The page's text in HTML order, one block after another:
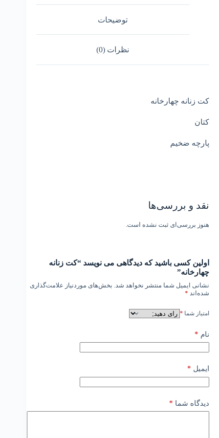
توضیحات
نظرات (0)
کت زنانه چهارخانه
کتان
پارچه ضخیم
نقد و بررسی‌ها
هنوز بررسی‌ای ثبت نشده است.
اولین کسی باشید که دیدگاهی می نویسد “کت زنانه
چهارخانه”
نشانی ایمیل شما منتشر نخواهد شد. بخش‌های موردنیاز علامت‌گذاری
شده‌اند *
امتیاز شما *
نام *
ایمیل *
دیدگاه شما *